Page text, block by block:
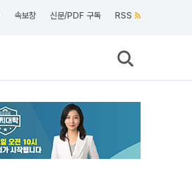
속보창 신문/PDF 구독 RSS